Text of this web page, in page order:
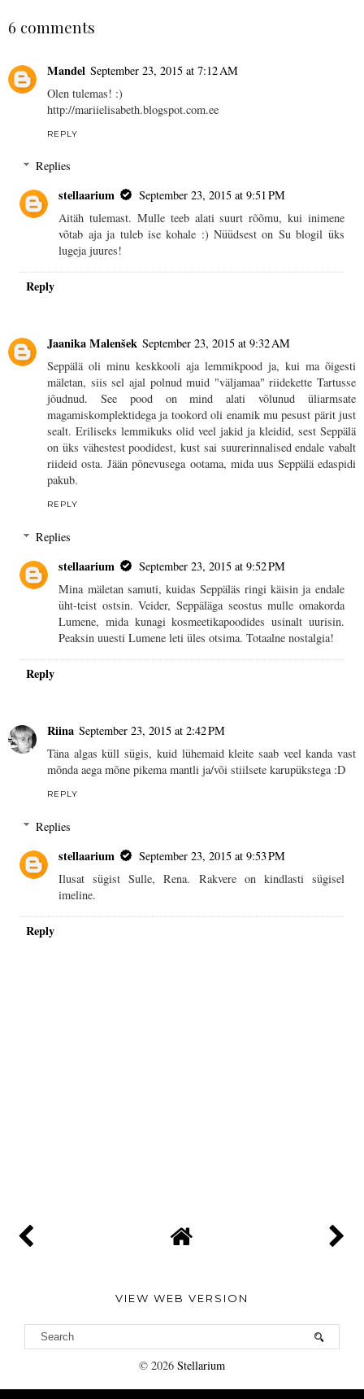
6 comments
Mandel September 23, 2015 at 7:12 AM
Olen tulemas! :)
http://mariielisabeth.blogspot.com.ee
REPLY
Replies
stellaarium
September 23, 2015 at 9:51 PM
Aitäh tulemast. Mulle teeb alati suurt rõõmu, kui inimene
võtab aja ja tuleb ise kohale :) Nüüdsest on Su blogil üks
lugeja juures!
Reply
Jaanika Malenšek September 23, 2015 at 9:32 AM
Seppälä oli minu keskkooli aja lemmikpood ja, kui ma õigesti
mäletan, siis sel ajal polnud muid "väljamaa" riidekette Tartusse
jõudnud. See pood on mind alati võlunud üliarmsate
magamiskomplektidega ja tookord oli enamik mu pesust pärit just
sealt. Eriliseks lemmikuks olid veel jakid ja kleidid, sest Seppälä
on üks vähestest poodidest, kust sai suurerinnalised endale vabalt
riideid osta. Jään põnevusega ootama, mida uus Seppälä edaspidi
pakub.
REPLY
Replies
stellaarium
September 23, 2015 at 9:52 PM
Mina mäletan samuti, kuidas Seppäläs ringi käisin ja endale
üht-teist ostsin. Veider, Seppäläga seostus mulle omakorda
Lumene, mida kunagi kosmeetikapoodides usinalt uurisin.
Peaksin uuesti Lumene leti üles otsima. Totaalne nostalgia!
Reply
Riina September 23, 2015 at 2:42 PM
Täna algas küll sügis, kuid lühemaid kleite saab veel kanda vast
mõnda aega mõne pikema mantli ja/või stiilsete karupükstega :D
REPLY
Replies
stellaarium
September 23, 2015 at 9:53 PM
Ilusat sügist Sulle, Rena. Rakvere on kindlasti sügisel
imeline.
Reply
VIEW WEB VERSION
© 2026 Stellarium